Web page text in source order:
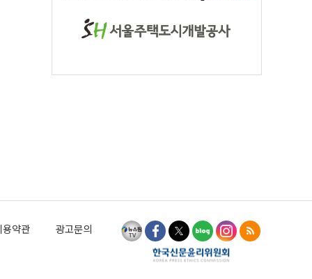
용약관 광고문의